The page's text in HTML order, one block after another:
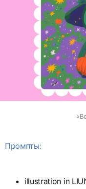
Промпты:
illustration in